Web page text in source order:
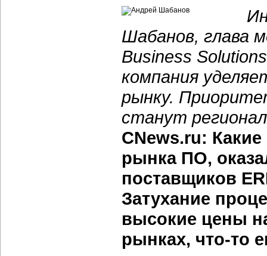
Шабанов, глава
Business
компания
рынку.
станут
CNews.ru:
рынка ПО,
поставщиков
Затухание
высокие цены
рынках, что-то